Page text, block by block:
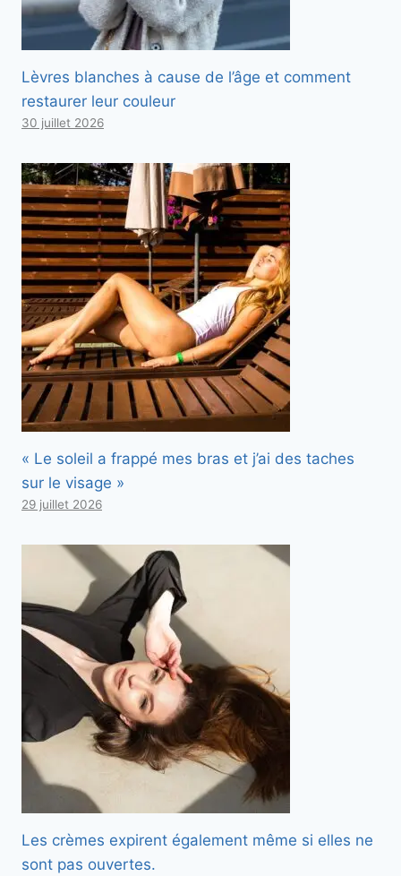
Lèvres blanches à cause de l’âge et comment
restaurer leur couleur
30 juillet 2026
« Le soleil a frappé mes bras et j’ai des taches
sur le visage »
29 juillet 2026
Les crèmes expirent également même si elles ne
sont pas ouvertes.